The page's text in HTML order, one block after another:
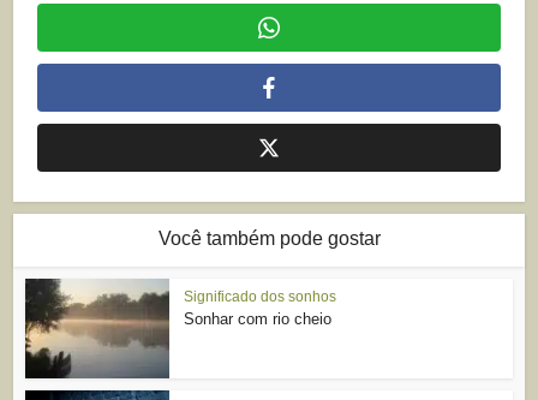
Você também pode gostar
Significado dos sonhos
Sonhar com rio cheio